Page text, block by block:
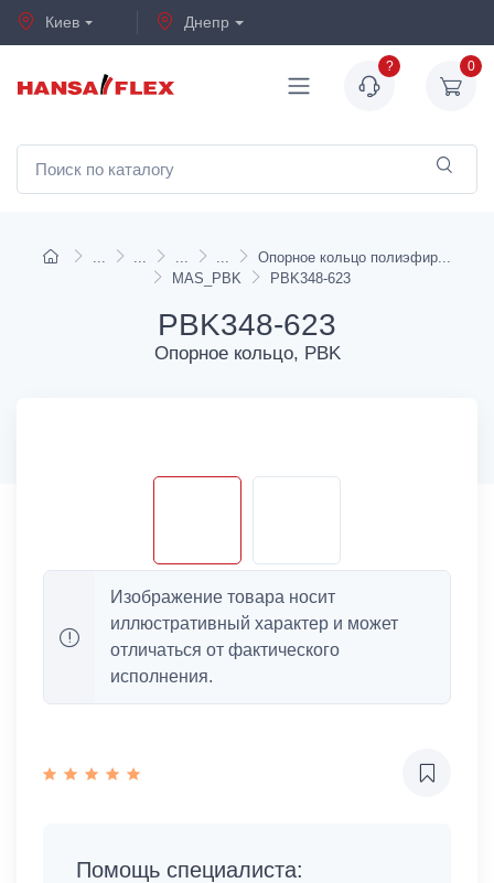
Киев Днепр
? 0
Опорное кольцо полиэфир
MAS_PBK
PBK348-623
PBK348-623
Опорное кольцо, PBK
Изображение товара носит
иллюстративный характер и может
отличаться от фактического
исполнения.
Помощь специалиста: